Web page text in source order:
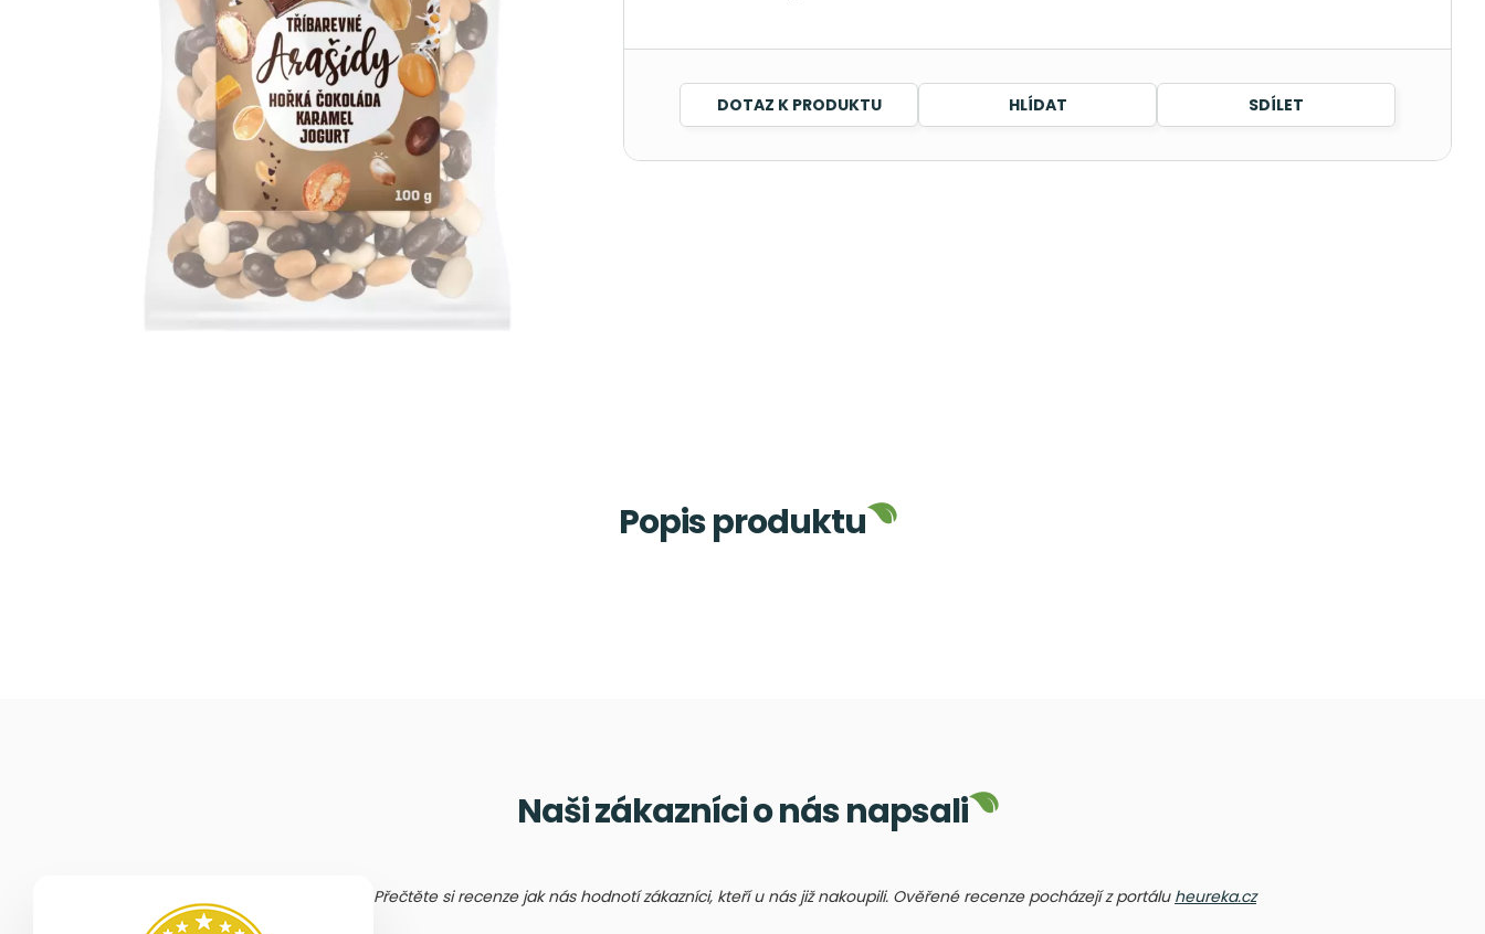
DOTAZ K PRODUKTU HLÍDAT SDÍLET
Popis produktu
Naši zákazníci o nás napsali
Přečtěte si recenze jak nás hodnotí zákazníci, kteří u nás již nakoupili. Ověřené recenze pocházejí z portálu heureka.cz